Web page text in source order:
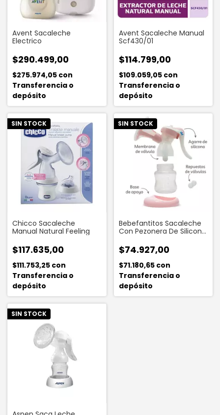
Avent Sacaleche
Electrico
$290.499,00
$275.974,05 con
Transferencia o
depósito
Avent Sacaleche Manual
Scf430/01
$114.799,00
$109.059,05 con
Transferencia o
depósito
SIN STOCK
Chicco Sacaleche
Manual Natural Feeling
$117.635,00
$111.753,25 con
Transferencia o
depósito
SIN STOCK
Bebefantitos Sacaleche
Con Pezonera De Silicona
$74.927,00
$71.180,65 con
Transferencia o
depósito
SIN STOCK